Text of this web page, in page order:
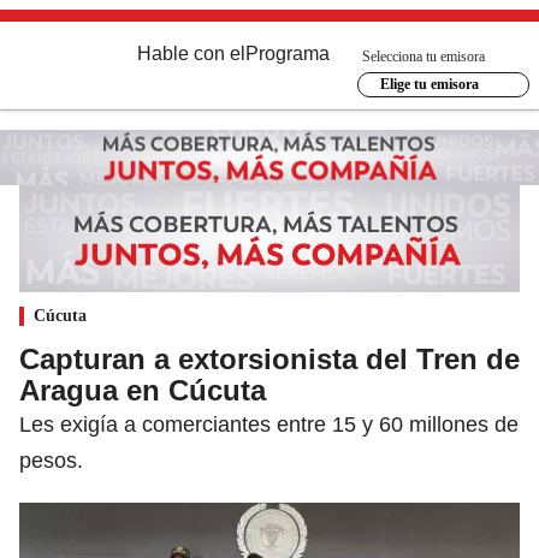
Hable con el Programa
Selecciona tu emisora
Elige tu emisora
Cúcuta
Capturan a extorsionista del Tren de
Aragua en Cúcuta
Les exigía a comerciantes entre 15 y 60 millones de
pesos.